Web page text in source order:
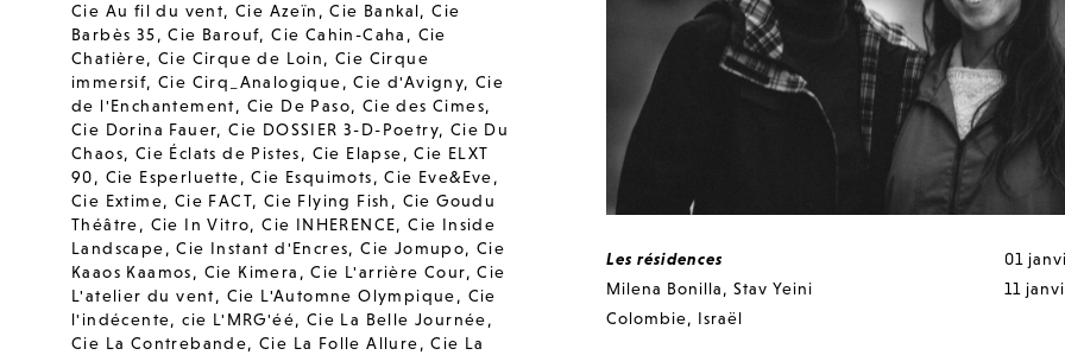
Cie Au fil du vent,Cie Azeïn ,Cie Bankal,Cie
Barbès 35,Cie Barouf,Cie Cahin-Caha , Cie
Chatière,Cie Cirque de Loin,Cie Cirque
immersif,Cie Cirq_Analogique,Cie d'Avigny,Cie
de l'Enchantement, Cie De Paso, Cie des Cimes,
Cie Dorina Fauer,Cie DOSSIER 3-D-Poetry, Cie Du
Chaos, Cie Éclats de Pistes, Cie Elapse,Cie ELXT
90, Cie Esperluette,Cie Esquimots,Cie Eve&Eve,
Cie Extime, Cie FACT, Cie Flying Fish , Cie Goudu
Théâtre, Cie In Vitro,Cie INHERENCE,Cie Inside
Landscape,Cie Instant d'Encres,Cie Jomupo,Cie
Kaaos Kaamos, Cie Kimera ,Cie L'arrière Cour,Cie
L'atelier du vent, Cie L'Automne Olympique, Cie
l'indécente,cie L'MRG'éé, Cie La Belle Journée,
Cie La Contrebande,Cie La Folle Allure,Cie La
Les résidences
Milena Bonilla,Stav Yeini
Colombie, Israël
01
11